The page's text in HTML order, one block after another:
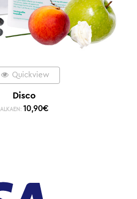
Quickview
Disco
ALKAEN: 10,90€